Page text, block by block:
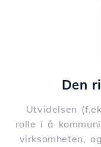
Den
Utvidelsen
rolle i å
virksomheten,